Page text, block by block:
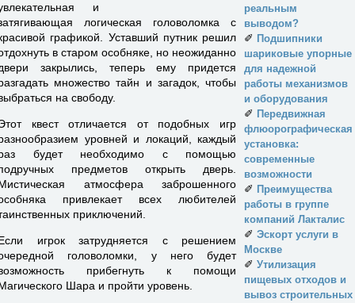
и
логическая головоломка с
графикой. Уставший путник решил
в старом особняке, но неожиданно
закрылись, теперь ему придется
множество тайн и загадок, чтобы
на свободу.
квест отличается от подобных игр
уровней и локаций, каждый
будет необходимо с помощью
предметов открыть дверь.
атмосфера заброшенного
привлекает всех любителей
приключений.
игрок затрудняется с решением
головоломки, у него будет
прибегнуть к помощи
Шара и пройти уровень.
реальным
выводом?
✐ Подшипники
шариковые упорные
для надежной
работы механизмов
и оборудования
✐ Передвижная
флюорографическая
установка:
современные
возможности
✐ Преимущества
работы в группе
компаний Лакталис
✐ Эскорт услуги в
Москве
✐ Утилизация
пищевых отходов и
вывоз строительных